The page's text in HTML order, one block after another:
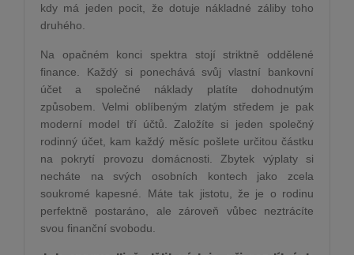
kdy má jeden pocit, že dotuje nákladné záliby toho
druhého.
Na opačném konci spektra stojí striktně oddělené
finance. Každý si ponechává svůj vlastní bankovní
účet a společné náklady platíte dohodnutým
způsobem. Velmi oblíbeným zlatým středem je pak
moderní model tří účtů. Založíte si jeden společný
rodinný účet, kam každý měsíc pošlete určitou částku
na pokrytí provozu domácnosti. Zbytek výplaty si
necháte na svých osobních kontech jako zcela
soukromé kapesné. Máte tak jistotu, že je o rodinu
perfektně postaráno, ale zároveň vůbec neztrácíte
svou finanční svobodu.